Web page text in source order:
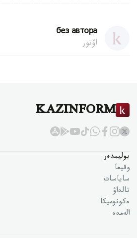
без автора
اۆتور
KAZINFORM
بوليمدەر
وقيعا
ساياسات
تالداۋ
ەكونوميكا
الەمدە